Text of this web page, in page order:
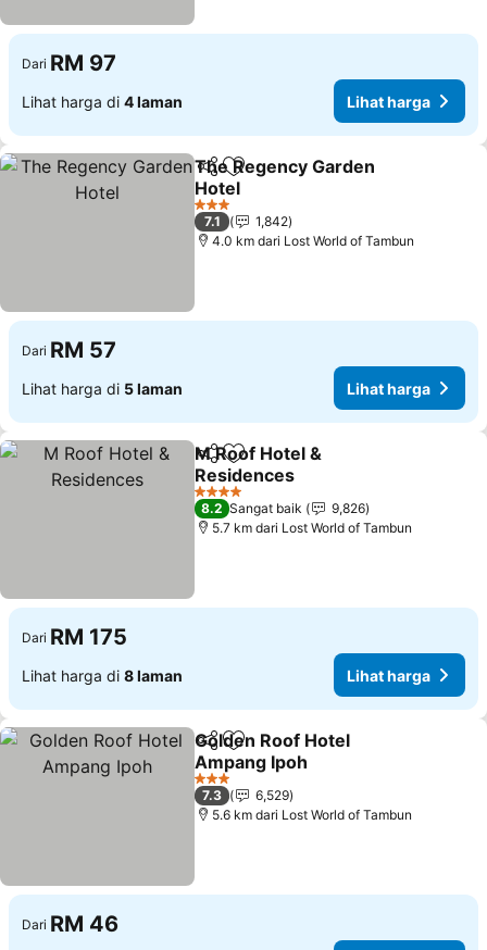
Dari RM 97
Lihat harga di 4 laman Lihat harga
KongsiTambah ke favorit
The Regency Garden
Hotel
Lihat harga
3 Bintang
7.1
1,842
4.0 km dari Lost World of Tambun
Dari RM 57
Lihat harga di 5 laman Lihat harga
KongsiTambah ke favorit
M Roof Hotel &
Residences
Lihat harga
4 Bintang
8.2 Sangat baik
9,826
5.7 km dari Lost World of Tambun
Dari RM 175
Lihat harga di 8 laman Lihat harga
KongsiTambah ke favorit
Golden Roof Hotel
Ampang Ipoh
Lihat harga
3 Bintang
7.3
6,529
5.6 km dari Lost World of Tambun
Dari RM 46